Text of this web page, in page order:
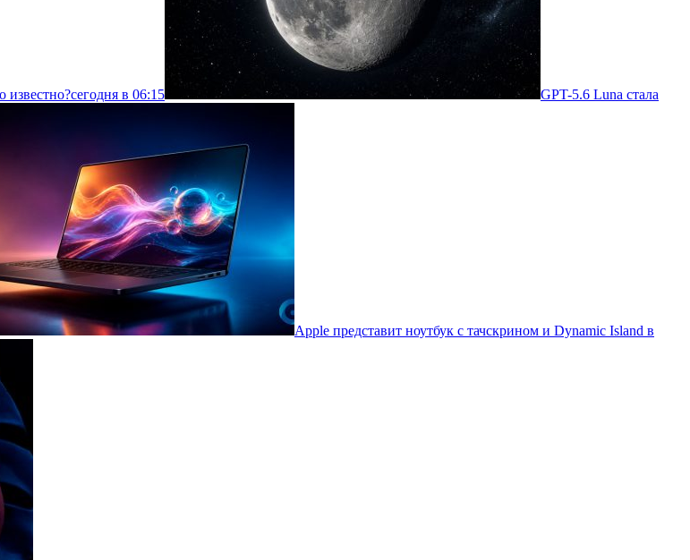
известно?сегодня в 06:15 GPT-5.6 Luna стала
Apple представит ноутбук с тачскрином и Dynamic Island в